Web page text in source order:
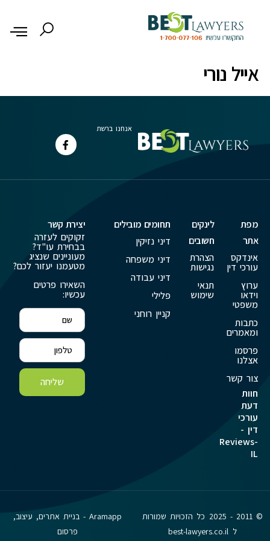
אייל נורי
אנחנו ברשת
מפת
אתר
אינדקס
עורכי דין
ערוץ
וידאו
משפטי
כתבות
ומאמרים
פרסמו
אצלנו
צור קשר
חוות
דעת
עורכי
דין -
Reviews-
IL
לינקים
חשובים
הצהרת
נגישות
תנאי
שימוש
תחומים מובילים
דיני נזיקין
דיני משפחה
דיני עבודה
פלילי
קניין רוחני
יצירת קשר
זקוקים לעזרה
בבחירת עו"ד?
מעוניינים שנציג
מטעמנו יעזור לכם?
השאירו פרטים
עכשיו:
שליחה
© 2011 - 2025 כל הזכויות שמורות
ל best-lawyers.co.il
Aramapp - בניית אתרים, עיצוב,
פרסום